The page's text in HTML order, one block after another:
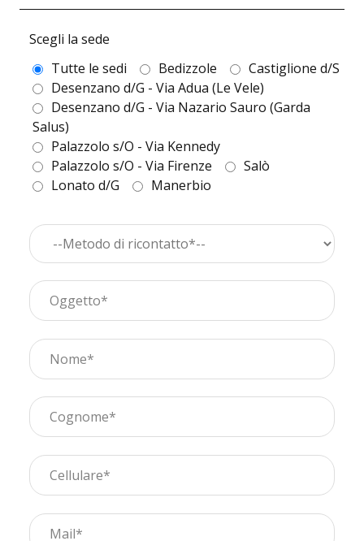
Scegli la sede
Tutte le sedi
Bedizzole
Castiglione d/S
Desenzano d/G - Via Adua (Le Vele)
Desenzano d/G - Via Nazario Sauro (Garda
Salus)
Palazzolo s/O - Via Kennedy
Palazzolo s/O - Via Firenze
Salò
Lonato d/G
Manerbio